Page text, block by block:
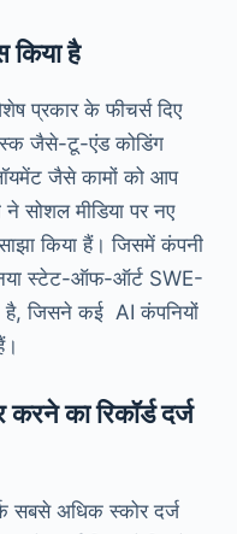
कियाहै
प्रकार के फीचर्स दिए
जैसे-टू-एंड कोडिंग
जैसे कामों को आप
मीडिया पर नए
किया हैं। जिसमें कंपनी
नया स्टेट-ऑफ-ऑर्ट SWE-
है, जिसने कई AI कंपनियों
करनेकारिकॉर्डदर्ज
सबसे अधिक स्कोर दर्ज